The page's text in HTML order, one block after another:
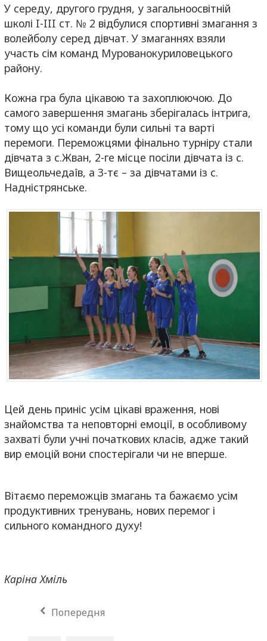
У середу, другого грудня, у загальноосвітній
школі I-III ст. № 2 відбулися спортивні змагання з
волейболу серед дівчат. У змаганнях взяли
участь сім команд Мурованокуриловецького
району.
Кожна гра була цікавою та захоплюючою. До
самого завершення змагань зберігалась інтрига,
тому що усі команди були сильні та варті
перемоги. Переможцями фінально турніру стали
дівчата з с.Жван, 2-ге місце посіли дівчата із с.
Вищеольчедаїв, а 3-тє – за дівчатами із с.
Надністрянське.
Цей день приніс усім цікаві враження, нові
знайомства та неповторні емоції, в особливому
захваті були учні початкових класів, адже такий
вир емоцій вони спостерігали чи не вперше.
Вітаємо переможців змагань та бажаємо усім
продуктивних тренувань, нових перемог і
сильного командного духу!
Каріна Хміль
Попередня